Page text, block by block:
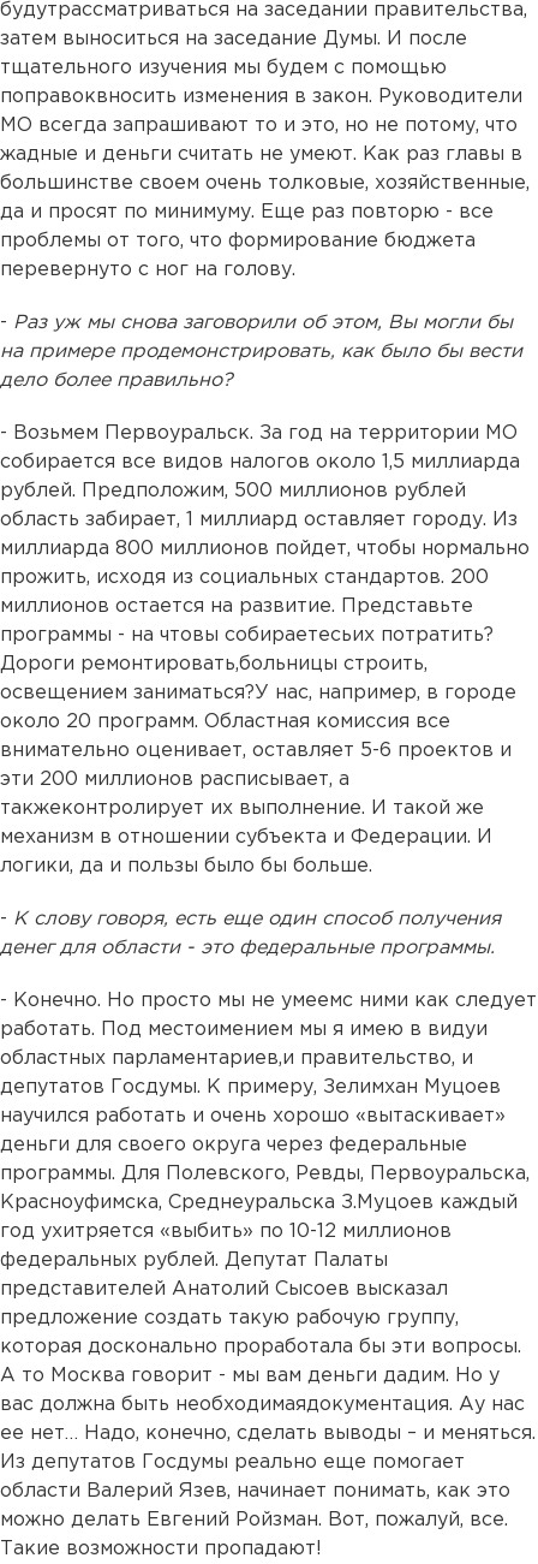
будутрассматриваться на заседании правительства,
затем выноситься на заседание Думы. И после
тщательного изучения мы будем с помощью
поправоквносить изменения в закон. Руководители
МО всегда запрашивают то и это, но не потому, что
жадные и деньги считать не умеют. Как раз главы в
большинстве своем очень толковые, хозяйственные,
да и просят по минимуму. Еще раз повторю - все
проблемы от того, что формирование бюджета
перевернуто с ног на голову.
- Раз уж мы снова заговорили об этом, Вы могли бы
на примере продемонстрировать, как было бы вести
дело более правильно?
- Возьмем Первоуральск. За год на территории МО
собирается все видов налогов около 1,5 миллиарда
рублей. Предположим, 500 миллионов рублей
область забирает, 1 миллиард оставляет городу. Из
миллиарда 800 миллионов пойдет, чтобы нормально
прожить, исходя из социальных стандартов. 200
миллионов остается на развитие. Представьте
программы - на чтовы собираетесьих потратить?
Дороги ремонтировать,больницы строить,
освещением заниматься?У нас, например, в городе
около 20 программ. Областная комиссия все
внимательно оценивает, оставляет 5-6 проектов и
эти 200 миллионов расписывает, а
такжеконтролирует их выполнение. И такой же
механизм в отношении субъекта и Федерации. И
логики, да и пользы было бы больше.
- К слову говоря, есть еще один способ получения
денег для области - это федеральные программы.
- Конечно. Но просто мы не умеемс ними как следует
работать. Под местоимением мы я имею в видуи
областных парламентариев,и правительство, и
депутатов Госдумы. К примеру, Зелимхан Муцоев
научился работать и очень хорошо «вытаскивает»
деньги для своего округа через федеральные
программы. Для Полевского, Ревды, Первоуральска,
Красноуфимска, Среднеуральска З.Муцоев каждый
год ухитряется «выбить» по 10-12 миллионов
федеральных рублей. Депутат Палаты
представителей Анатолий Сысоев высказал
предложение создать такую рабочую группу,
которая досконально проработала бы эти вопросы.
А то Москва говорит - мы вам деньги дадим. Но у
вас должна быть необходимаядокументация. Ау нас
ее нет… Надо, конечно, сделать выводы – и меняться.
Из депутатов Госдумы реально еще помогает
области Валерий Язев, начинает понимать, как это
можно делать Евгений Ройзман. Вот, пожалуй, все.
Такие возможности пропадают!